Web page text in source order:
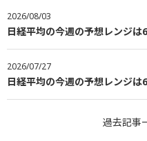
2026/08/03
日経平均の今週の予想レンジ
2026/07/27
日経平均の今週の予想レンジ
過去記事